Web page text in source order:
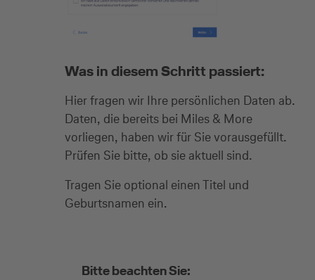
Was in diesem Schritt passiert:
Hier fragen wir Ihre persönlichen Daten ab.
Daten, die bereits bei Miles & More
vorliegen, haben wir für Sie vorausgefüllt.
Prüfen Sie bitte, ob sie aktuell sind.
Tragen Sie optional einen Titel und
Geburtsnamen ein.
Bitte beachten Sie: